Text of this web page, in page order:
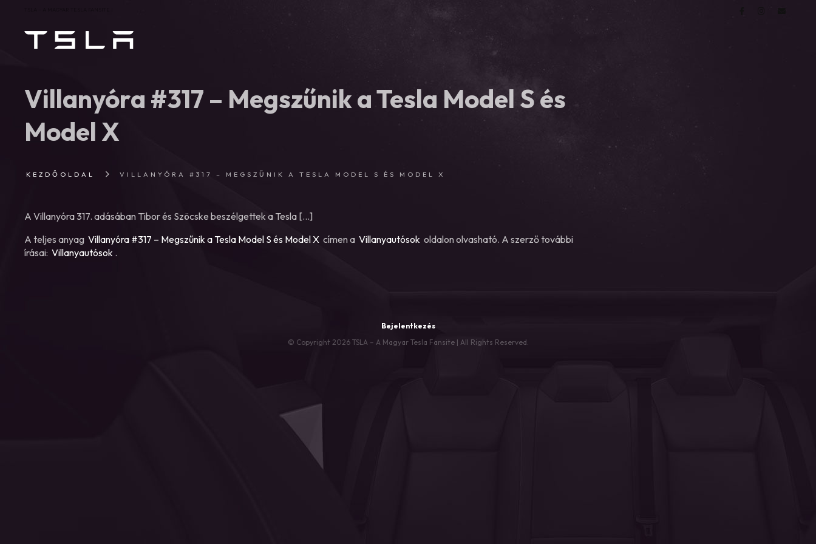
Villanyóra #317 – Megszűnik a Tesla Model S és
Model X
KEZDŐOLDAL VILLANYÓRA #317 – MEGSZŰNIK A TESLA MODEL S ÉS MODEL X
A Villanyóra 317. adásában Tibor és Szöcske beszélgettek a Tesla […]
A teljes anyag Villanyóra #317 – Megszűnik a Tesla Model S és Model X címen a Villanyautósok oldalon olvasható. A szerző további
írásai: Villanyautósok .
Bejelentkezés
© Copyright 2026 TSLA – A Magyar Tesla Fansite | All Rights Reserved.